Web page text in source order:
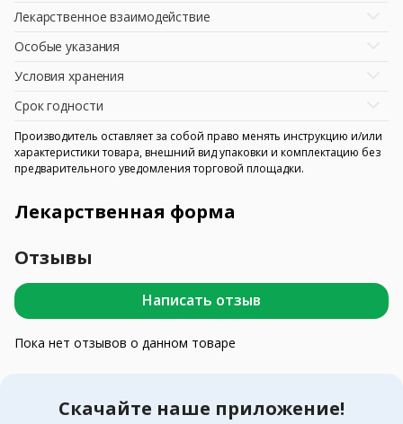
Лекарственное взаимодействие
Особые указания
Условия хранения
Срок годности
Производитель оставляет за собой право менять инструкцию и/или
характеристики товара, внешний вид упаковки и комплектацию без
предварительного уведомления торговой площадки.
Лекарственная форма
Отзывы
Написать отзыв
Пока нет отзывов о данном товаре
Скачайте наше приложение!